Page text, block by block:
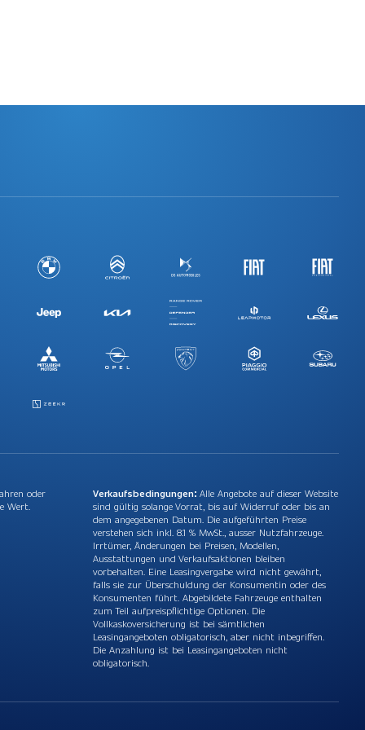
oder
Wert.
Verkaufsbedingungen: Alle Angebote auf dieser Website
sind gültig solange Vorrat, bis auf Widerruf oder bis an
dem angegebenen Datum. Die aufgeführten Preise
verstehen sich inkl. 8.1 % MwSt., ausser Nutzfahrzeuge.
Irrtümer, Änderungen bei Preisen, Modellen,
Ausstattungen und Verkaufsaktionen bleiben
vorbehalten. Eine Leasingvergabe wird nicht gewährt,
falls sie zur Überschuldung der Konsumentin oder des
Konsumenten führt. Abgebildete Fahrzeuge enthalten
zum Teil aufpreispflichtige Optionen. Die
Vollkaskoversicherung ist bei sämtlichen
Leasingangeboten obligatorisch, aber nicht inbegriffen.
Die Anzahlung ist bei Leasingangeboten nicht
obligatorisch.